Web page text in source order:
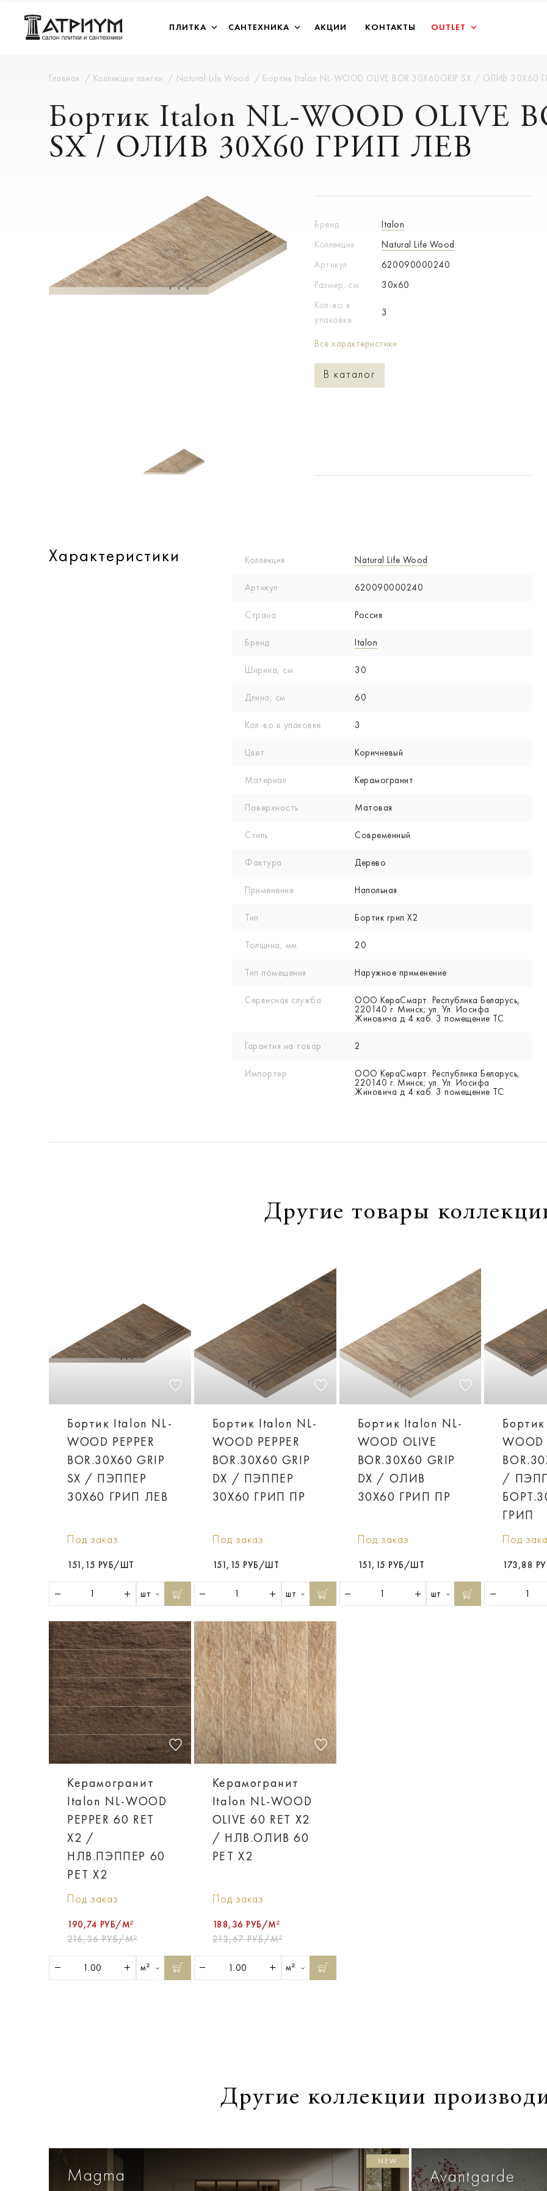
ПЛИТКА САНТЕХНИКА АКЦИИ КОНТАКТЫ OUTLET
Главная Коллекции плитки Natural Life Wood Бортик Italon NL-WOOD OLIVE BOR.30X60GRIP SX / ОЛИВ 30X60
Бортик Italon NL-WOOD OLIVE
SX / ОЛИВ 30X60 ГРИП ЛЕВ
Бренд
Italon
Коллекция
Natural Life Wood
Артикул
620090000240
Размер, см
30x60
Кол-во в
упаковке
3
Все характеристики
В каталог
Характеристики Коллекция Natural Life Wood
Артикул 620090000240
Страна Россия
Бренд Italon
Ширина, см 30
Длина, см 60
Кол-вo в упаковке 3
Цвет Коричневый
Материал Керамогранит
Поверхность Матовая
Стиль Современный
Фактура Дерево
Применение Напольная
Тип Бортик грип X2
Толщина, мм 20
Тип помещения Наружное применение
Сервисная служба
ООО КераСмарт. Республика Беларусь,
220140 г. Минск; ул. Ул. Иосифа
Жиновича д 4 каб. 3 помещение ТС
Гарантия на товар 2
Импортер
ООО КераСмарт. Республика Беларусь,
220140 г. Минск; ул. Ул. Иосифа
Жиновича д 4 каб. 3 помещение ТС
Другие товары
Бортик Italon NL-
WOOD PEPPER
BOR.30X60 GRIP
SX / ПЭППЕР
30X60 ГРИП ЛЕВ
Под заказ
151,15 РУБ/ШТ
шт
Бортик Italon NL-
WOOD PEPPER
BOR.30X60 GRIP
DX / ПЭППЕР
30X60 ГРИП ПР
Под заказ
151,15 РУБ/ШТ
шт
Бортик Italon NL-
WOOD OLIVE
BOR.30X60 GRIP
DX / ОЛИВ
30X60 ГРИП ПР
Под заказ
151,15 РУБ/ШТ
шт
WOOD
/
ГРИП
Под
173,88
Керамогранит
Italon NL-WOOD
PEPPER 60 RET
X2 /
НЛВ.ПЭППЕР 60
РЕТ Х2
Под заказ
190,74 РУБ/М²
216,36 РУБ/М²
м²
Керамогранит
Italon NL-WOOD
OLIVE 60 RET X2
/ НЛВ.ОЛИВ 60
РЕТ Х2
Под заказ
188,36 РУБ/М²
213,67 РУБ/М²
м²
Другие коллекции
Magma
NEW
Avantgarde